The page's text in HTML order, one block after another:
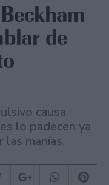
de
causa
lo padecen ya
las manías.